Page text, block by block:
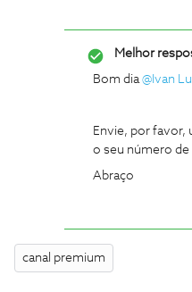
Melhor
Bom dia@Ivan
Envie, por favor,
o seu número de
Abraço
canal premium